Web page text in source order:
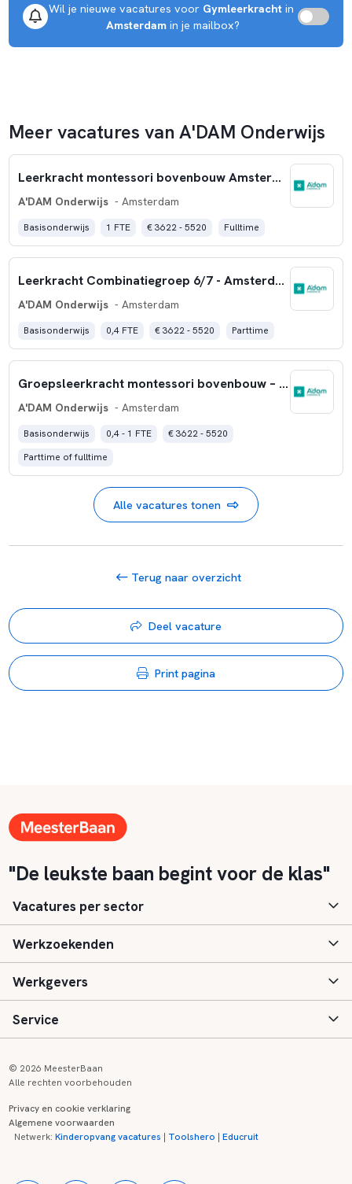
Wil je nieuwe vacatures voor Gymleerkracht in
Amsterdam in je mailbox?
Meer vacatures van A'DAM Onderwijs
Leerkracht montessori bovenbouw Amsterdam-Oost
A'DAM Onderwijs - Amsterdam
Basisonderwijs 1 FTE € 3622 - 5520 Fulltime
Leerkracht Combinatiegroep 6/7 - Amsterdam-Oost
A'DAM Onderwijs - Amsterdam
Basisonderwijs 0,4 FTE € 3622 - 5520 Parttime
Groepsleerkracht montessori bovenbouw – Amsterdam-Noord
A'DAM Onderwijs - Amsterdam
Basisonderwijs 0,4 - 1 FTE
€ 3622 - 5520
Parttime of fulltime
Alle vacatures tonen
Terug naar overzicht
Deel vacature
Print pagina
"De leukste baan begint voor de klas"
Vacatures per sector
Basisonderwijs
Speciaal (basis) onderwijs
Voortgezet onderwijs
Kinderopvang
Werkzoekenden
Aanmelden
Vacatures
Zij-instroom informatie
Werkgevers
Inloggen
Registreren
Service
Onderwijs links
© 2026 MeesterBaan
Alle rechten voorbehouden
Privacy en cookie verklaring
Algemene voorwaarden
Netwerk:Kinderopvang vacatures | Toolshero |Educruit